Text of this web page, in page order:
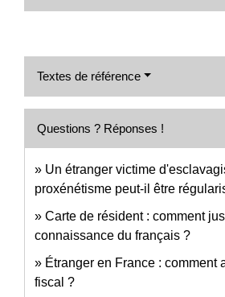
Textes de référence
Questions ? Réponses !
Un étranger victime
proxénétisme peut-il être
Carte de résident : comment
connaissance du français ?
Étranger en France : comment
fiscal ?